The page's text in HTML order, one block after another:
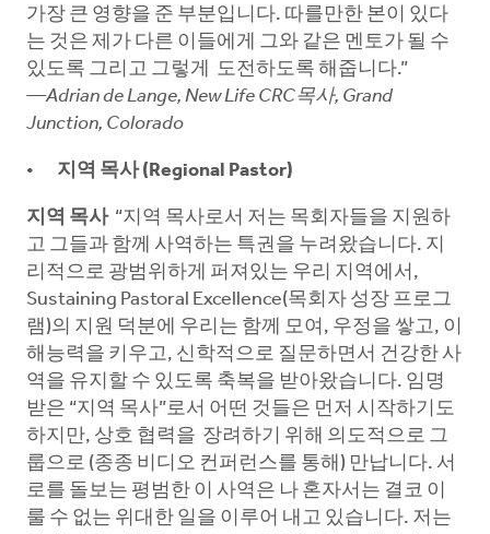
가장 큰 영향을 준 부분입니다. 따를만한 본이 있다
는 것은 제가 다른 이들에게 그와 같은 멘토가 될 수
있도록 그리고 그렇게 도전하도록 해줍니다.”
—Adrian de Lange, New Life CRC목사, Grand
Junction, Colorado
지역 목사 (Regional Pastor)
지역 목사“지역 목사로서 저는 목회자들을 지원하
고 그들과 함께 사역하는 특권을 누려왔습니다. 지
리적으로 광범위하게 퍼져있는 우리 지역에서,
Sustaining Pastoral Excellence(목회자 성장 프로그
램)의 지원 덕분에 우리는 함께 모여, 우정을 쌓고, 이
해능력을 키우고, 신학적으로 질문하면서 건강한 사
역을 유지할 수 있도록 축복을 받아왔습니다. 임명
받은 “지역 목사”로서 어떤 것들은 먼저 시작하기도
하지만, 상호 협력을 장려하기 위해 의도적으로 그
룹으로 (종종 비디오 컨퍼런스를 통해) 만납니다. 서
로를 돌보는 평범한 이 사역은 나 혼자서는 결코 이
룰 수 없는 위대한 일을 이루어 내고 있습니다. 저는